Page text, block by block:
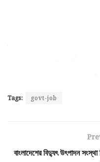
Tags: govt-job
বাংলাদেশের বিদ্যুৎ উৎপাদন